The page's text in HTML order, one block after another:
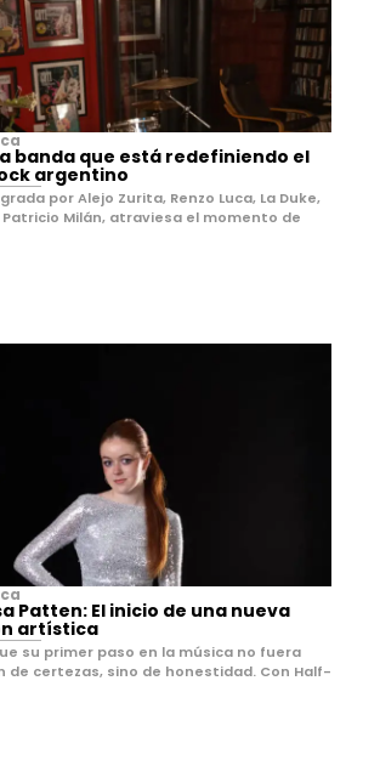
banda que está redefiniendo el
argentino
por Alejo Zurita, Renzo Luca, La Duke,
Patricio Milán, atraviesa el momento de
Patten: El inicio de una nueva
artística
su primer paso en la música no fuera
de certezas, sino de honestidad. Con Half-